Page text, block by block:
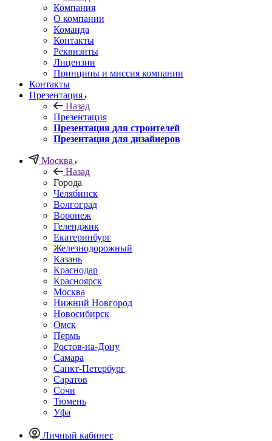
Компания
О компании
Команда
Контакты
Реквизиты
Лицензии
Принципы и миссия компании
Контакты
Презентация
Назад
Презентация
Презентация для строителей
Презентация для дизайнеров
Москва
Назад
Города
Челябинск
Волгоград
Воронеж
Геленджик
Екатеринбург
Железнодорожный
Казань
Краснодар
Красноярск
Москва
Нижний Новгород
Новосибирск
Омск
Пермь
Ростов-на-Дону
Самара
Санкт-Петербург
Саратов
Сочи
Тюмень
Уфа
Личный кабинет